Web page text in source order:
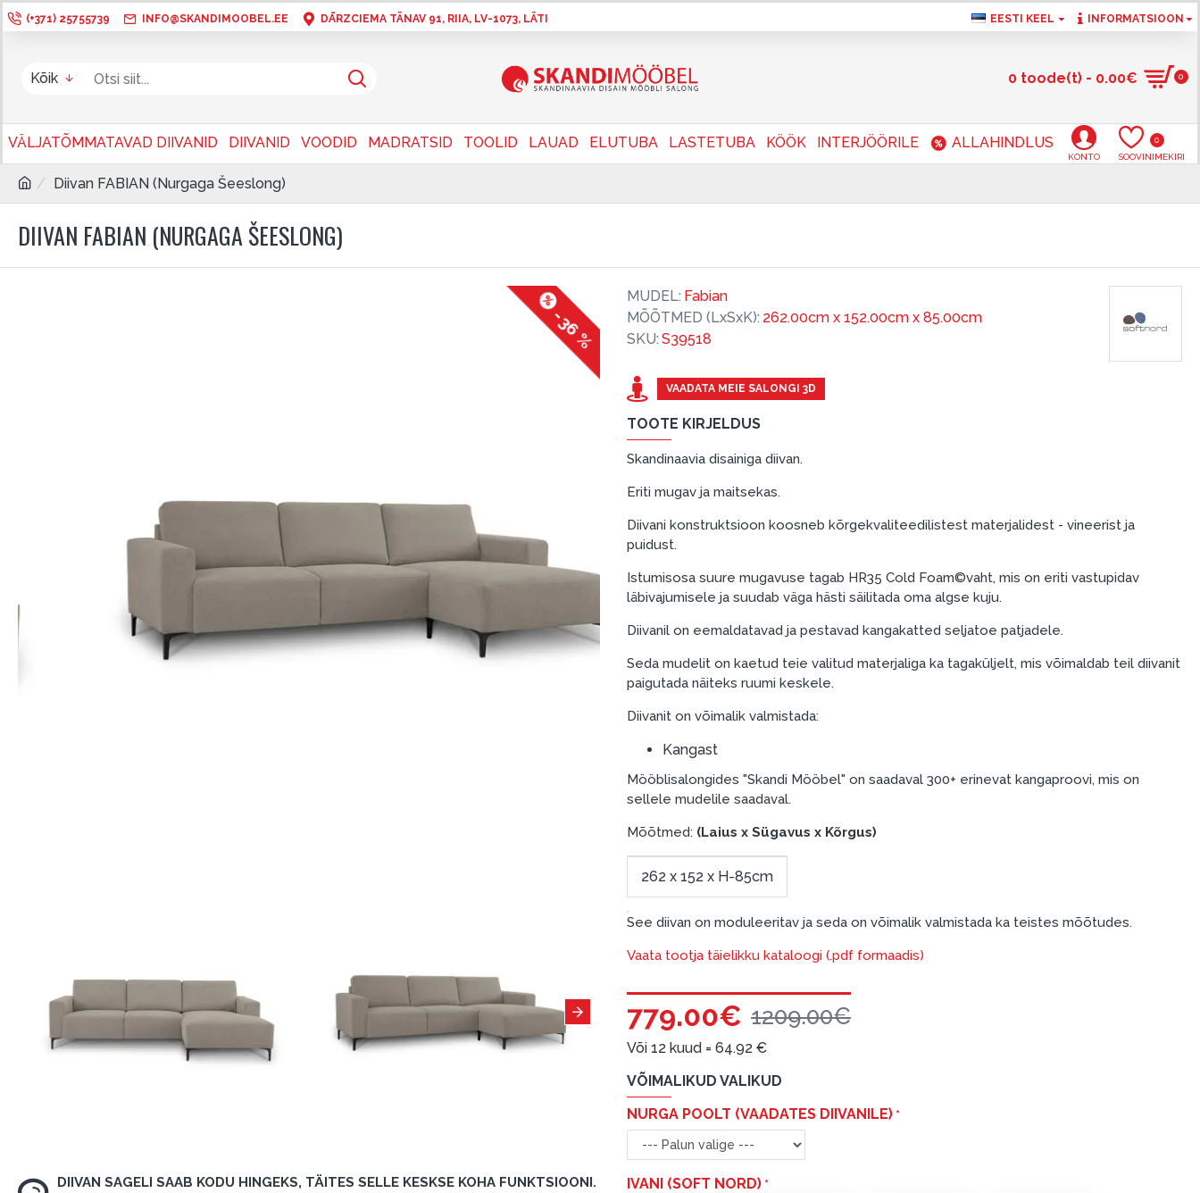
(+371) 25755739 INFO@SKANDIMOOBEL.EE DĀRZCIEMA TÄNAV 91, RIIA, LV-1073, LÄTI EESTI KEEL INFORMATSIOON
Kõik 0 toode(t) - 0.00€ 0
VÄLJATÕMMATAVAD DIIVANID DIIVANID VOODID MADRATSID TOOLID LAUAD ELUTUBA LASTETUBA KÖÖK INTERJÖÖRILE ALLAHINDLUS
KONTO SOOVINIMEKIRI
0
Diivan FABIAN (Nurgaga Šeeslong)
DIIVAN FABIAN (NURGAGA ŠEESLONG)
-36 %
DIIVAN SAGELI SAAB KODU HINGEKS, TÄITES SELLE KESKSE KOHA FUNKTSIOONI.
VAADATA MEIE SALONGI 3D
TOOTE KIRJELDUS
Skandinaavia disainiga diivan.
Eriti mugav ja maitsekas.
Diivani konstruktsioon koosneb kõrgekvaliteedilistest materjalidest - vineerist ja
puidust.
Istumisosa suure mugavuse tagab HR35 Cold Foam©vaht, mis on eriti vastupidav
läbivajumisele ja suudab väga hästi säilitada oma algse kuju.
Diivanil on eemaldatavad ja pestavad kangakatted seljatoe patjadele.
Seda mudelit on kaetud teie valitud materjaliga ka tagaküljelt, mis võimaldab teil diivanit
paigutada näiteks ruumi keskele.
Diivanit on võimalik valmistada:
Kangast
Mööblisalongides "Skandi Mööbel" on saadaval 300+ erinevat kangaproovi, mis on
sellele mudelile saadaval.
Mõõtmed: (Laius x Sügavus x Kõrgus)
262 x 152 x H-85cm
See diivan on moduleeritav ja seda on võimalik valmistada ka teistes mõõtudes.
Vaata tootja täielikku kataloogi (.pdf formaadis)
MUDEL: Fabian
MÕÕTMED (LxSxK): 262.00cm x 152.00cm x 85.00cm
SKU: S39518
779.00€ 1209.00€
Või 12 kuud = 64.92 €
VÕIMALIKUD VALIKUD
NURGA POOLT (VAADATES DIIVANILE)
IVANI (SOFT NORD)